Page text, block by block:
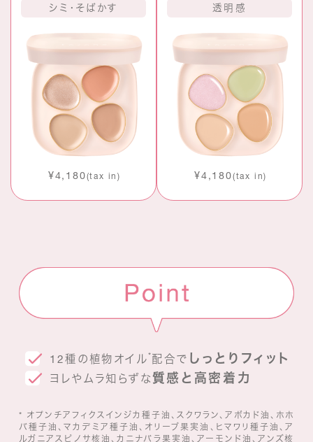
シミ・そばかす
¥4,180(tax in)
透明感
¥4,180(tax in)
12種の植物オイル*配合で しっとりフィット
ヨレやムラ知らずな質感と高密着力
* オプンチアフィクスインジカ種子油、スクワラン、アボカド油、ホホ
バ種子油、マカデミア種子油、オリーブ果実油、ヒマワリ種子油、ア
ルガニアスピノサ核油、カニナバラ果実油、アーモンド油、アンズ核